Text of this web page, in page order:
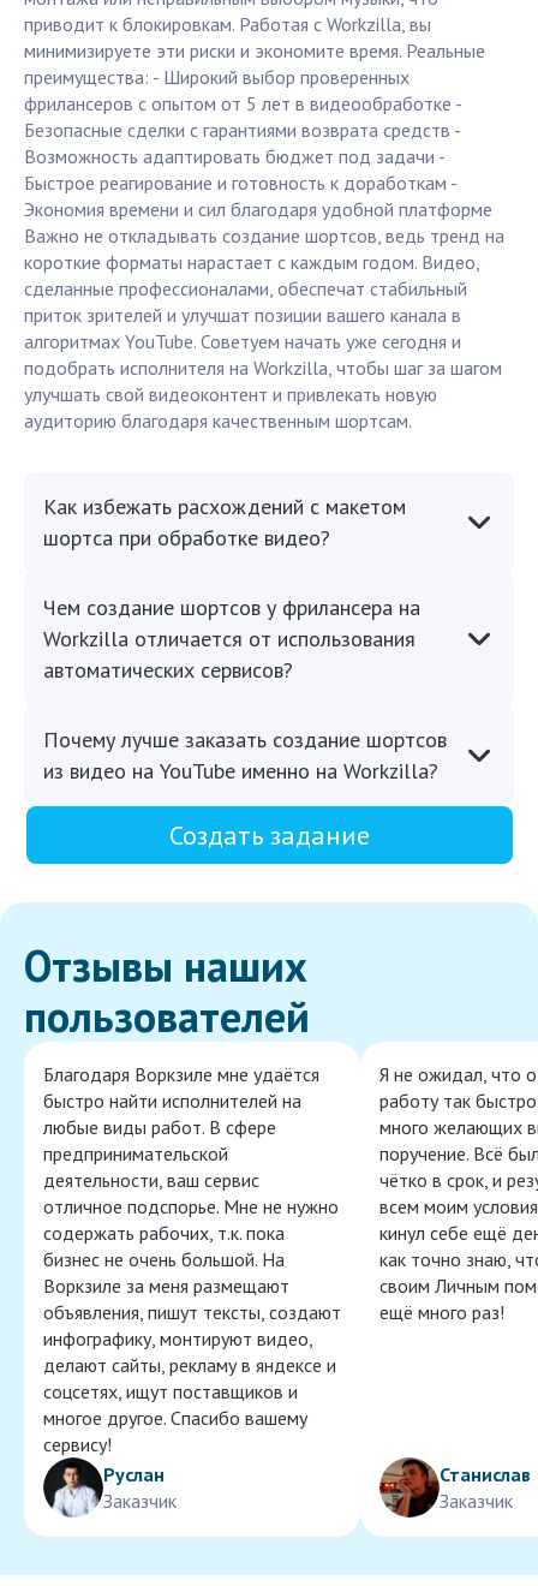
приводит к блокировкам. Работая с Workzilla, вы
минимизируете эти риски и экономите время. Реальные
преимущества: - Широкий выбор проверенных
фрилансеров с опытом от 5 лет в видеообработке -
Безопасные сделки с гарантиями возврата средств -
Возможность адаптировать бюджет под задачи -
Быстрое реагирование и готовность к доработкам -
Экономия времени и сил благодаря удобной платформе
Важно не откладывать создание шортсов, ведь тренд на
короткие форматы нарастает с каждым годом. Видео,
сделанные профессионалами, обеспечат стабильный
приток зрителей и улучшат позиции вашего канала в
алгоритмах YouTube. Советуем начать уже сегодня и
подобрать исполнителя на Workzilla, чтобы шаг за шагом
улучшать свой видеоконтент и привлекать новую
аудиторию благодаря качественным шортсам.
Как избежать расхождений с макетом
шортса при обработке видео?
Чем создание шортсов у фрилансера на
Workzilla отличается от использования
автоматических сервисов?
Почему лучше заказать создание шортсов
из видео на YouTube именно на Workzilla?
Создать задание
Отзывы наших
пользователей
Благодаря Воркзиле мне удаётся
быстро найти исполнителей на
любые виды работ. В сфере
предпринимательской
деятельности, ваш сервис
отличное подспорье. Мне не нужно
содержать рабочих, т.к. пока
бизнес не очень большой. На
Воркзиле за меня размещают
объявления, пишут тексты, создают
инфографику, монтируют видео,
делают сайты, рекламу в яндексе и
соцсетях, ищут поставщиков и
многое другое. Спасибо вашему
сервису!
Руслан
Заказчик
Я не ожидал, что
работу так
много желающих
поручение. Всё
чётко в срок, и
всем моим
кинул себе ещё
как точно знаю,
своим Личным
ещё много раз!
Станислав
Заказчик